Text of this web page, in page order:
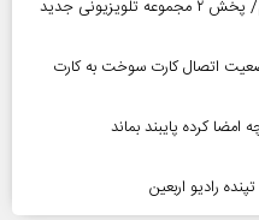
هنرمند منحصر‌به‌فردی را از دست دادیم/ پخش ۲ مجموعه تلویزیونی جدید
وضعیت اتصال کارت سوخت به کارت
امضا کرده پایبند بماند
رادیو اربعین